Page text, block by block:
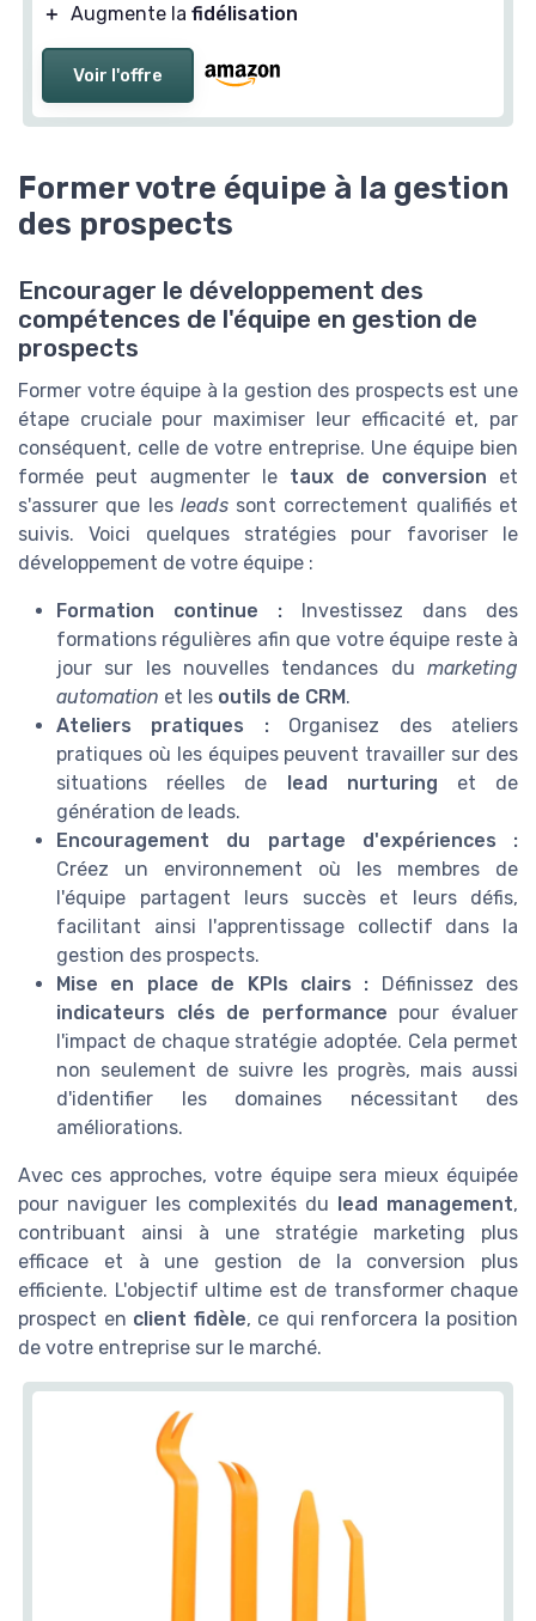
＋ Augmente la fidélisation
Voir l'offre
Former votre équipe à la gestion
des prospects
Encourager le développement des
compétences de l'équipe en gestion de
prospects
Former votre équipe à la gestion des prospects est une
étape cruciale pour maximiser leur efficacité et, par
conséquent, celle de votre entreprise. Une équipe bien
formée peut augmenter le taux de conversion et
s'assurer que les leadssont correctement qualifiés et
suivis. Voici quelques stratégies pour favoriser le
développement de votre équipe :
Formation continue : Investissez dans des
formations régulières afin que votre équipe reste à
jour sur les nouvelles tendances du marketing
automation et les outils de CRM.
Ateliers pratiques : Organisez des ateliers
pratiques où les équipes peuvent travailler sur des
situations réelles de lead nurturing et de
génération de leads.
Encouragement du partage d'expériences :
Créez un environnement où les membres de
l'équipe partagent leurs succès et leurs défis,
facilitant ainsi l'apprentissage collectif dans la
gestion des prospects.
Mise en place de KPIs clairs : Définissez des
indicateurs clés de performance pour évaluer
l'impact de chaque stratégie adoptée. Cela permet
non seulement de suivre les progrès, mais aussi
d'identifier les domaines nécessitant des
améliorations.
Avec ces approches, votre équipe sera mieux équipée
pour naviguer les complexités du lead management,
contribuant ainsi à une stratégie marketing plus
efficace et à une gestion de la conversion plus
efficiente. L'objectif ultime est de transformer chaque
prospect en client fidèle, ce qui renforcera la position
de votre entreprise sur le marché.